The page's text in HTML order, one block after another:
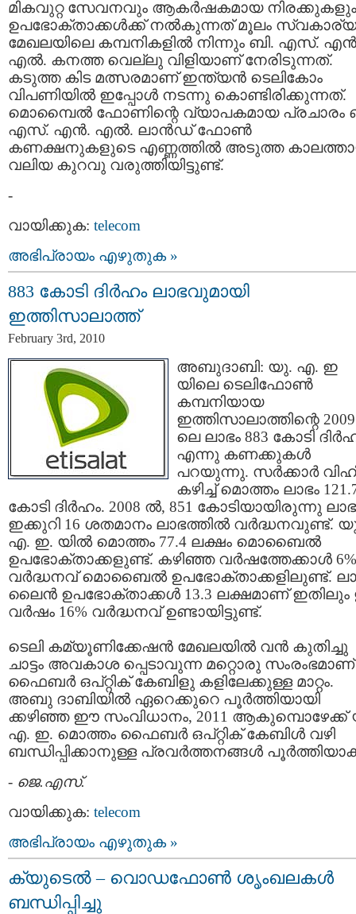
മികവുറ്റ സേവനവും ആകര്‍ഷകമായ നിരക്കുകളും
ഉപഭോക്താക്കള്‍ക്ക് നല്‍കുന്നത് മൂലം സ്വകാര്യ
മേഖലയിലെ കമ്പനികളില്‍ നിന്നും ബി. എസ്.
എല്‍. കനത്ത വെല്ലു വിളിയാണ് നേരിടുന്നത്.
കടുത്ത കിട മത്സരമാണ് ഇന്ത്യന്‍ ടെലികോം
വിപണിയില്‍ ഇപ്പോള്‍ നടന്നു കൊണ്ടിരിക്കുന്നത്.
മൊമ്പൈല്‍ ഫോണിന്റെ വ്യാപകമായ പ്രചാരം
എസ്. എന്‍. എല്‍. ലാന്‍ഡ്‌ ഫോണ്‍
കണക്ഷനുകളുടെ എണ്ണത്തില്‍ അടുത്ത
വലിയ കുറവു വരുത്തിയിട്ടുണ്ട്.
-
വായിക്കുക: telecom
അഭിപ്രായം എഴുതുക »
883 കോടി ദിര്‍ഹം ലാഭവുമായി
ഇത്തിസാലാത്ത്
February 3rd, 2010
അബുദാബി: യു. എ. ഇ
യിലെ ടെലിഫോണ്‍
കമ്പനിയായ
ഇത്തിസാലാത്തിന്റെ 2009
ലെ ലാഭം 883 കോടി
എന്നു കണക്കുകള്‍
പറയുന്നു. സര്‍ക്കാര്‍
കഴിച്ച് മൊത്തം ലാഭം
കോടി ദിര്‍ഹം. 2008 ല്‍, 851 കോടിയായിരുന്നു
ഇക്കുറി 16 ശതമാനം ലാഭത്തില്‍ വര്‍ദ്ധനവുണ്ട്.
എ. ഇ. യില്‍ മൊത്തം 77.4 ലക്ഷം മൊബൈല്‍
ഉപഭോക്താക്കളുണ്ട്. കഴിഞ്ഞ വര്‍ഷത്തേക്കാള്‍ 6%
വര്‍ദ്ധനവ് മൊബൈല്‍ ഉപഭോക്താക്കളിലുണ്ട്.
ലൈന്‍ ഉപഭോക്താക്കള്‍ 13.3 ലക്ഷമാണ്
വര്‍ഷം 16% വര്‍ദ്ധനവ് ഉണ്ടായിട്ടുണ്ട്.
ടെലി കമ്യൂണിക്കേഷന്‍ മേഖലയില്‍ വന്‍ കുതിച്ചു
ചാട്ടം അവകാശ പ്പെടാവുന്ന മറ്റൊരു സംരംഭമാണ്
ഫൈബര്‍ ഒപ്റ്റിക് കേബിളു കളിലേക്കുള്ള മാറ്റം.
അബു ദാബിയില്‍ ഏറെക്കുറെ പൂര്‍ത്തിയായി
ക്കഴിഞ്ഞ ഈ സംവിധാ‍നം, 2011
എ. ഇ. മൊത്തം ഫൈബര്‍ ഒപ്റ്റിക് കേബിള്‍ വഴി
ബന്ധിപ്പിക്കാനുള്ള പ്രവര്‍ത്തനങ്ങള്‍
- ജെ.എസ്.
വായിക്കുക: telecom
അഭിപ്രായം എഴുതുക »
ക്യുടെല്‍ – വൊഡഫോണ്‍ ശൃംഖലകള്‍
ബന്ധിപ്പിച്ചു